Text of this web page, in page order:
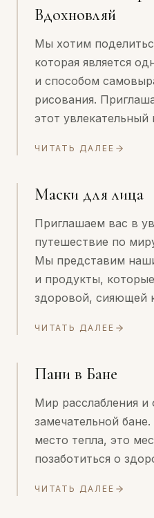
Вдохновляй
Мы хотим
которая является
и способом
рисования.
этот увлекательный
ЧИТАТЬ ДАЛЕЕ
Маски для лица
Приглашаем вас в
путешествие по
Мы представим
и продукты,
здоровой, сияющей
ЧИТАТЬ ДАЛЕЕ
Пани в Бане
Мир расслабления
замечательной
место тепла, это
позаботиться о
ЧИТАТЬ ДАЛЕЕ